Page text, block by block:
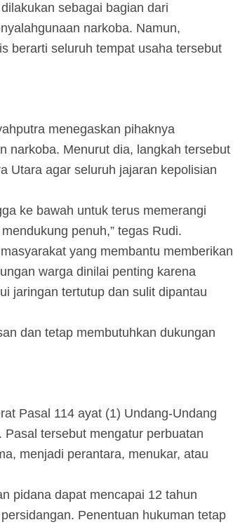
sebagai bagian dari
narkoba. Namun,
berarti seluruh tempat usaha tersebut
menegaskan pihaknya
narkoba. Menurut dia, langkah tersebut
Utara agar seluruh jajaran kepolisian
ke bawah untuk terus memerangi
penuh,” tegas Rudi.
yang membantu memberikan
warga dinilai penting karena
jaringan tertutup dan sulit dipantau
dan tetap membutuhkan dukungan
Pasal 114 ayat (1) Undang-Undang
tersebut mengatur perbuatan
menjadi perantara, menukar, atau
pidana dapat mencapai 12 tahun
Penentuan hukuman tetap